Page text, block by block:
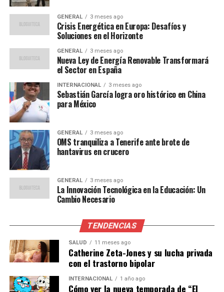
deportivas.
League, Conference League, Copa Libertadores,
Concacaf, Liga MX varonil y femenil, Copa MX,
Premier League, Serie A, Bundesliga, MLS, Liga de
Ascenso y mucho más,”recordó Valls, subrayando la
amplitud de su experiencia en la cadena.
El Legado de Tony Valls
Con una carrera que abarca múltiples ligas y
competencias, Valls ha dejado una huella imborrable en
el periodismo deportivo. Su estilo apasionado y su
conocimiento profundo del deporte le han ganado el
respeto de colegas y aficionados por igual. A lo largo de
los años, ha sido parte de un equipo que ha sabido llevar
la emoción del deporte a los hogares de millones de
espectadores.
En su mensaje de despedida, Valls destacó la
importancia de sus compañeros de trabajo en Fox
Sports, describiéndolos como un“equipo humano
extraordinario.”Su salida no solo marca el fin de una
era para él, sino también para la cadena, que pierde a
uno de sus narradores más emblemáticos.
GENERAL 3 meses ago
Crisis Energética en Europa: Desafíos y
Soluciones en el Horizonte
GENERAL 3 meses ago
Nueva Ley de Energía Renovable Transformará
el Sector en España
INTERNACIONAL 3 meses ago
Sebastián García logra oro histórico en China
para México
GENERAL 3 meses ago
OMS tranquiliza a Tenerife ante brote de
hantavirus en crucero
GENERAL 3 meses ago
La Innovación Tecnológica en la Educación: Un
Cambio Necesario
TENDENCIAS
SALUD 11 meses ago
Catherine Zeta-Jones y su lucha privada
con el trastorno bipolar
INTERNACIONAL 1 año ago
Cómo ver la nueva temporada de “El